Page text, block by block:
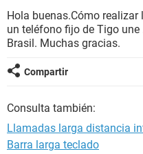
Hola buenas.Cómo
un teléfono fijo de Tigo
Brasil. Muchas gracias.
Compartir
Consulta también:
Llamadas larga distancia
Barra larga teclado